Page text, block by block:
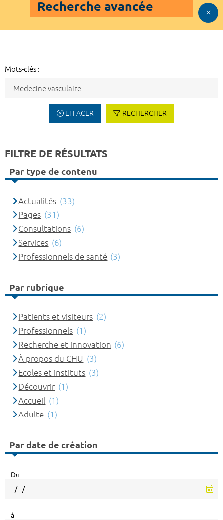
Recherche avancée
Mots-clés :
EFFACER RECHERCHER
FILTRE DE RÉSULTATS
Par type de contenu
Actualités (33)
Pages (31)
Consultations (6)
Services (6)
Professionnels de santé (3)
Par rubrique
Patients et visiteurs (2)
Professionnels (1)
Recherche et innovation (6)
À propos du CHU (3)
Ecoles et instituts (3)
Découvrir (1)
Accueil (1)
Adulte (1)
Par date de création
Du
à